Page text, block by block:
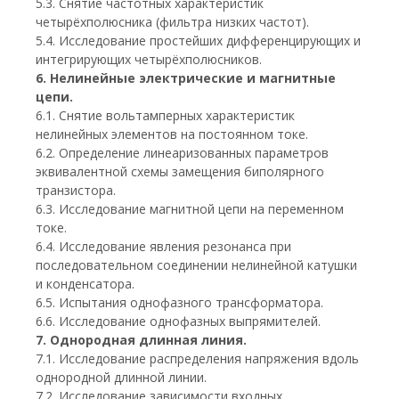
четырёхполюсника (фильтра низких частот).
5.4. Исследование простейших дифференцирующих и
интегрирующих четырёхполюсников.
6. Нелинейные электрические и магнитные
цепи.
6.1. Снятие вольтамперных характеристик
нелинейных элементов на постоянном токе.
6.2. Определение линеаризованных параметров
эквивалентной схемы замещения биполярного
транзистора.
6.3. Исследование магнитной цепи на переменном
токе.
6.4. Исследование явления резонанса при
последовательном соединении нелинейной катушки
и конденсатора.
6.5. Испытания однофазного трансформатора.
6.6. Исследование однофазных выпрямителей.
7. Однородная длинная линия.
7.1. Исследование распределения напряжения вдоль
однородной длинной линии.